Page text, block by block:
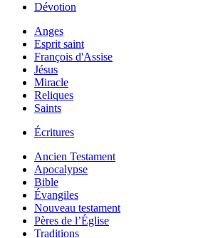
Dévotion
Anges
Esprit saint
François d'Assise
Jésus
Miracle
Reliques
Saints
Écritures
Ancien Testament
Apocalypse
Bible
Évangiles
Nouveau testament
Pères de l’Église
Traditions